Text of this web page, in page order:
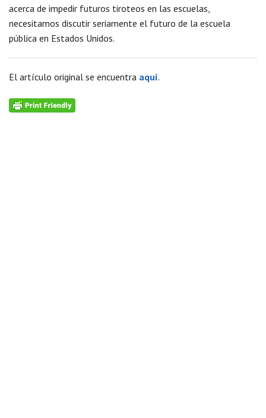
acerca de impedir futuros tiroteos en las escuelas,
necesitamos discutir seriamente el futuro de la escuela
pública en Estados Unidos.
El artículo original se encuentra aquí.